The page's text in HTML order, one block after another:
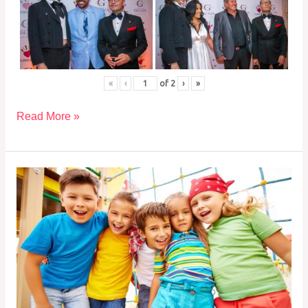
« ‹ of 2 › »
Read More »
Almuerzo
Italiano
2023